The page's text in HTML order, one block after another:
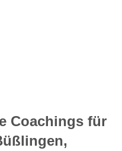
Coachings für